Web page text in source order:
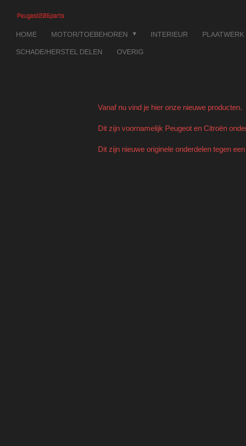
naarHOME MOTOR/TOEBEHOREN INTERIEUR PLAATWERK
SCHADE/HERSTEL DELEN OVERIG
Vanaf nu vind je hier onze nieuwe producten.
Dit zijn voornamelijk Peugeot en Citroën
Dit zijn nieuwe originele onderdelen tegen